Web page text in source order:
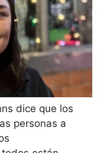
dice que los
personas a